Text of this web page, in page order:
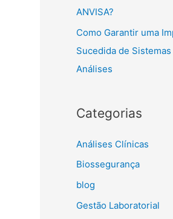
ANVISA?
Como Garantir uma
Sucedida de
Análises
Categorias
Análises Clínicas
Biossegurança
blog
Gestão Laboratorial